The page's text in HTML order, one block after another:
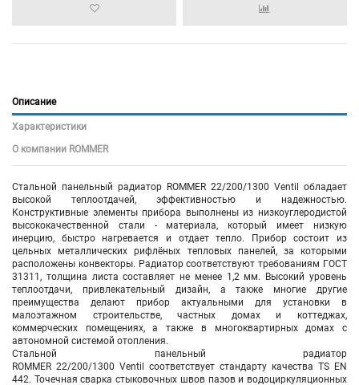
Описание
Характеристики
О компании ROMMER
Стальной панельный радиатор ROMMER 22/200/1300 Ventil обладает
высокой теплоотдачей, эффективностью и надежностью.
Конструктивные элементы прибора выполнены из низкоуглеродистой
высококачественной стали - материала, который имеет низкую
инерцию, быстро нагревается и отдает тепло. Прибор состоит из
цельных металлических рифлёных тепловых панелей, за которыми
расположены конвекторы. Радиатор соответствуют требованиям ГОСТ
31311, толщина листа составляет не менее 1,2 мм. Высокий уровень
теплоотдачи, привлекательный дизайн, а также многие другие
преимущества делают прибор актуальными для установки в
малоэтажном строительстве, частных домах и коттеджах,
коммерческих помещениях, а также в многоквартирных домах с
автономной системой отопления.
Стальной панельный радиатор
ROMMER 22/200/1300 Ventil соответствует стандарту качества TS EN
442. Точечная сварка стыковочных швов пазов и водоциркуляционных